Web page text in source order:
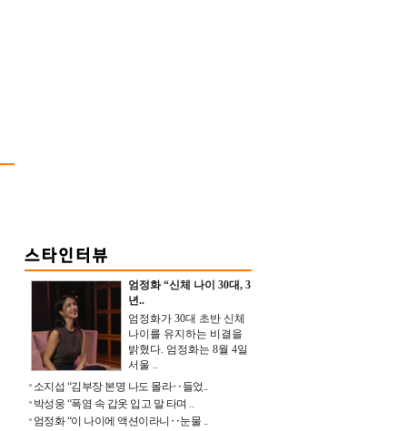
엄정화 “신체 나이 30대, 3
년..
엄정화가 30대 초반 신체
나이를 유지하는 비결을
밝혔다. 엄정화는 8월 4일
서울 ..
소지섭 “김부장 본명 나도 몰라‥들었..
박성웅 “폭염 속 갑옷 입고 말 타며 ..
엄정화 “이 나이에 액션이라니‥눈물 ..